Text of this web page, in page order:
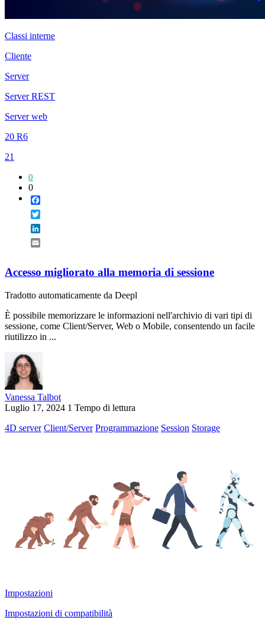
Classi interne
Cliente
Server
Server REST
Server web
20 R6
21
0
0
Accesso migliorato alla memoria di sessione
Tradotto automaticamente da Deepl
È possibile memorizzare le informazioni nell'archivio di vari tipi di
sessione, come Client/Server, Web o Mobile, consentendo un facile
riutilizzo in ...
Vanessa Talbot
Luglio 17, 2024 1 Tempo di lettura
4D server Client/Server Programmazione Session Storage
Impostazioni
Impostazioni di compatibilità